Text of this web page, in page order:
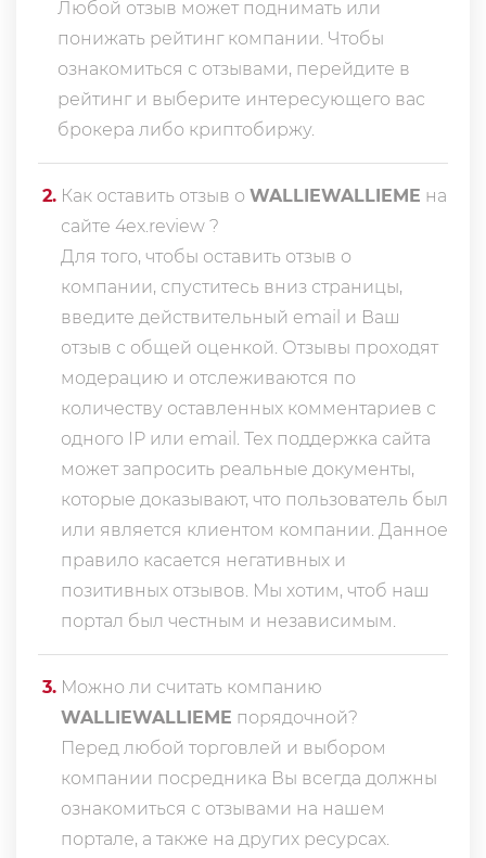
Любой отзыв может поднимать или
понижать рейтинг компании. Чтобы
ознакомиться с отзывами, перейдите в
рейтинг и выберите интересующего вас
брокера либо криптобиржу.
2. Как оставить отзыв о WALLIEWALLIEME на
сайте 4ex.review ?
Для того, чтобы оставить отзыв о
компании, спуститесь вниз страницы,
введите действительный email и Ваш
отзыв с общей оценкой. Отзывы проходят
модерацию и отслеживаются по
количеству оставленных комментариев с
одного IP или email. Тех поддержка сайта
может запросить реальные документы,
которые доказывают, что пользователь был
или является клиентом компании. Данное
правило касается негативных и
позитивных отзывов. Мы хотим, чтоб наш
портал был честным и независимым.
3. Можно ли считать компанию
WALLIEWALLIEME порядочной?
Перед любой торговлей и выбором
компании посредника Вы всегда должны
ознакомиться с отзывами на нашем
портале, а также на других ресурсах.